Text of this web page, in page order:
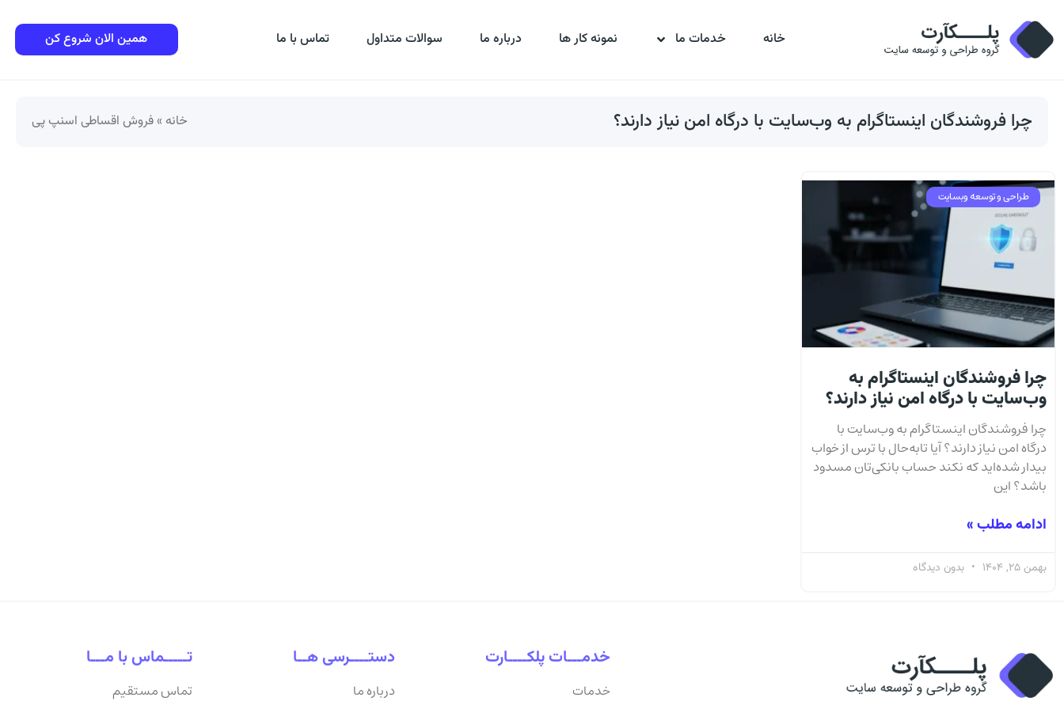
خانه خدمات ما نمونه کار ها درباره ما سوالات متداول تماس با ما همین الان شروع کن
چرا فروشندگان اینستاگرام به وب‌سایت با درگاه امن نیاز دارند؟ خانه » فروش اقساطی اسنپ پی
طراحی و توسعه وبسایت
چرا فروشندگان اینستاگرام به
وب‌سایت با درگاه امن نیاز دارند؟
چرا فروشندگان اینستاگرام به وب‌سایت با
درگاه امن نیاز دارند؟ آیا تا‌به‌حال با ترس از خواب
بیدار شده‌اید که نکند حساب بانکی‌تان مسدود
باشد؟ این
ادامه مطلب »
بهمن 25, 1404 بدون دیدگاه
خدمـــات پلکــــارت
خدمات
دستــــرسی هــا
درباره ما
تـــــماس با مـــا
تماس مستقیم